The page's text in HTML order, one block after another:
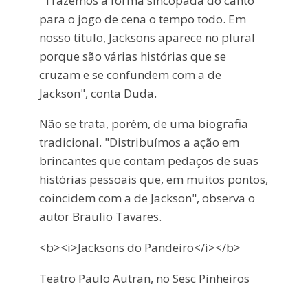
para o jogo de cena o tempo todo. Em
nosso título, Jacksons aparece no plural
porque são várias histórias que se
cruzam e se confundem com a de
Jackson", conta Duda.
Não se trata, porém, de uma biografia
tradicional. "Distribuímos a ação em
brincantes que contam pedaços de suas
histórias pessoais que, em muitos pontos,
coincidem com a de Jackson", observa o
autor Braulio Tavares.
<b><i>Jacksons do Pandeiro</i></b>
Teatro Paulo Autran, no Sesc Pinheiros